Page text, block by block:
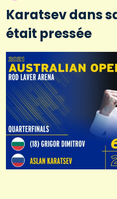
Karatsev dans
était pressée